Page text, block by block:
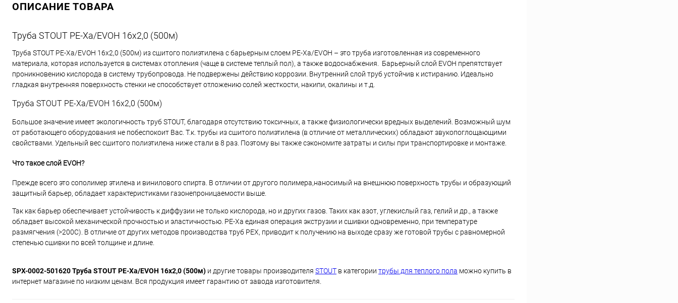
ОПИСАНИЕ ТОВАРА
Труба STOUT PE-Xa/EVOH 16х2,0 (500м)
Труба STOUT PE-Xa/EVOH 16х2,0 (500м) из сшитого полиэтилена с барьерным слоем PE-Xa/EVOH – это труба изготовленная из современного
материала, которая используется в системах отопления (чаще в системе теплый пол), а также водоснабжения. Барьерный слой EVOH препятствует
проникновению кислорода в систему трубопровода. Не подвержены действию коррозии. Внутренний слой труб устойчив к истиранию. Идеально
гладкая внутренняя поверхность стенки не способствует отложению солей жесткости, накипи, окалины и т.д.
Труба STOUT PE-Xa/EVOH 16х2,0 (500м)
Большое значение имеет экологичность труб STOUT, благодаря отсутствию токсичных, а также физиологически вредных выделений. Возможный шум
от работающего оборудования не побеспокоит Вас. Т.к. трубы из сшитого полиэтилена (в отличие от металлических) обладают звукопоглощающими
свойствами. Удельный вес сшитого полиэтилена ниже стали в 8 раз. Поэтому вы также сэкономите затраты и силы при транспортировке и монтаже.
Что такое слой EVOH?
Прежде всего это сополимер этилена и винилового спирта. В отличии от другого полимера,наносимый на внешнюю поверхность трубы и образующий
защитный барьер, обладает характеристиками газонепроницаемости выше.
Так как барьер обеспечивает устойчивость к диффузии не только кислорода, но и других газов. Таких как азот, углекислый газ, гелий и др., а также
обладает высокой механической прочностью и эластичностью. PE-Xa единая операция экструзии и сшивки одновременно, при температуре
размягчения (>200C). В отличие от других методов производства труб PEX, приводит к получению на выходе сразу же готовой трубы с равномерной
степенью сшивки по всей толщине и длине.
SPX-0002-501620 Труба STOUT PE-Xa/EVOH 16х2,0 (500м) и другие товары производителя STOUT в категории трубы для теплого пола можно купить в
интернет магазине по низким ценам. Вся продукция имеет гарантию от завода изготовителя.